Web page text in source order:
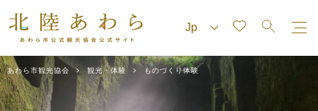
あわら市観光協会 観光・体験 ものづくり体験